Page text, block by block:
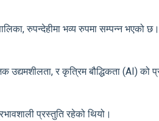
रुपन्देहीमा भव्य रुपमा सम्पन्न भएको
उद्यमशीलता, र कृत्रिम बौद्धिकता (AI) को
प्रस्तुति रहेको थियो।